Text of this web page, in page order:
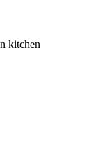
kitchen